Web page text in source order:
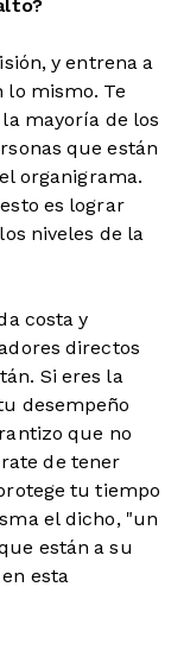
y entrena a
lo mismo. Te
mayoría de los
que están
organigrama.
es lograr
niveles de la
costa y
directos
Si eres la
desempeño
que no
de tener
tu tiempo
el dicho, "un
están a su
esta